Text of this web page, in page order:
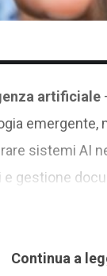
artificiale
emergente,
sistemi AI
gestione
Continua a